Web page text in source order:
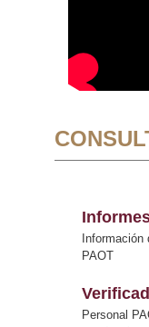
PAOT
Personal